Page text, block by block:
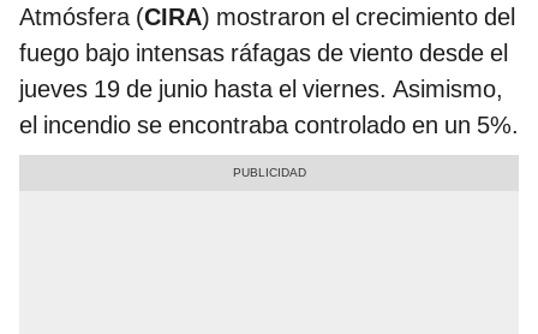
Atmósfera (CIRA) mostraron el crecimiento del
fuego bajo intensas ráfagas de viento desde el
jueves 19 de junio hasta el viernes. Asimismo,
el incendio se encontraba controlado en un 5%.